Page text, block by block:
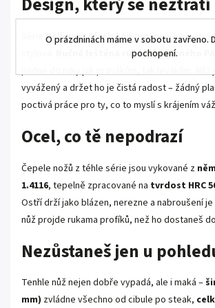
O prázdninách máme v sobotu zavřeno.
pochopení.
Dellinger Black Samurainení jen ostrá,
Ručně leštěná rukojeť z černého
vyvážený a držet ho je čistá radost – žádný
poctivá práce pro ty, co to myslí s krájením
Ocel, co tě nepodrazí
Čepele nožů z téhle série jsou vykované z
1.4116, tepelně zpracované na tvrdost HRC
Ostří drží jako blázen, nerezne a nabroušení je
nůž projde rukama profíků, než ho dostaneš
Nezůstaneš jen u
Tenhle nůž nejen dobře vypadá, ale i maká –
mm) zvládne všechno od cibule po steak,